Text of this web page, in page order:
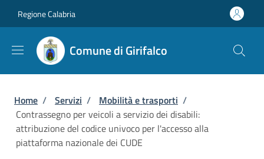
Regione Calabria
Comune di Girifalco
Briciole di pane
Home / Servizi / Mobilità e trasporti /
Contrassegno per veicoli a servizio dei disabili:
attribuzione del codice univoco per l'accesso alla
piattaforma nazionale dei CUDE